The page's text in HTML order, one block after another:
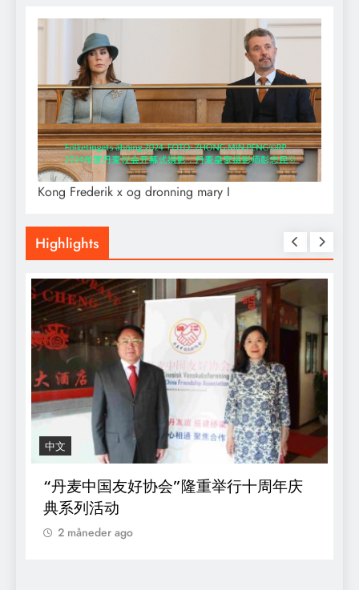
Kong Frederik x og dronning mary I
Highlights
ROYAL
Dronningen af Danmark overværede
symposium om Danmark som forsknings-
og innovations nation indenfor